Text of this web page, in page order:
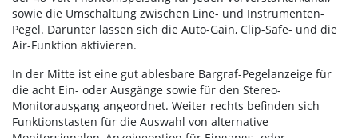
sowie die Umschaltung zwischen Line- und Instrumenten-
Pegel. Darunter lassen sich die Auto-Gain, Clip-Safe- und die
Air-Funktion aktivieren.
In der Mitte ist eine gut ablesbare Bargraf-Pegelanzeige für
die acht Ein- oder Ausgänge sowie für den Stereo-
Monitorausgang angeordnet. Weiter rechts befinden sich
Funktionstasten für die Auswahl von alternative